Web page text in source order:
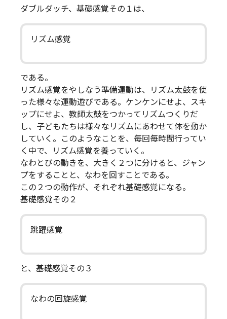
ダブルダッチ、基礎感覚その１は、
リズム感覚
である。
リズム感覚をやしなう準備運動は、リズム太鼓を使
った様々な運動遊びである。ケンケンにせよ、スキ
ップにせよ、教師太鼓をつかってリズムつくりだ
し、子どもたちは様々なリズムにあわせて体を動か
していく。このようなことを、毎回毎時間行ってい
く中で、リズム感覚を養っていく。
なわとびの動きを、大きく２つに分けると、ジャン
プをすることと、なわを回すことである。
この２つの動作が、それぞれ基礎感覚になる。
基礎感覚その２
跳躍感覚
と、基礎感覚その３
なわの回旋感覚